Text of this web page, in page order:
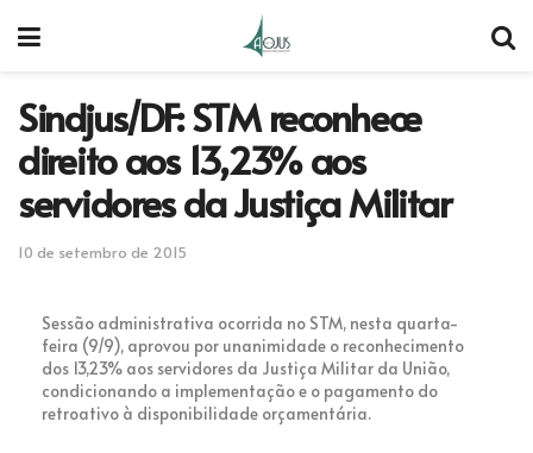
Sindjus/DF: STM reconhece
direito aos 13,23% aos
servidores da Justiça Militar
10 de setembro de 2015
Sessão administrativa ocorrida no STM, nesta quarta-
feira (9/9), aprovou por unanimidade o reconhecimento
dos 13,23% aos servidores da Justiça Militar da União,
condicionando a implementação e o pagamento do
retroativo à disponibilidade orçamentária.